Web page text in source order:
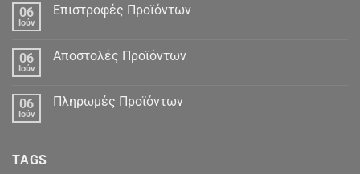
Δεδομένα
06
Ιούν
Επιστροφές Προϊόντων
06
Ιούν
Αποστολές Προϊόντων
06
Ιούν
Πληρωμές Προϊόντων
TAGS